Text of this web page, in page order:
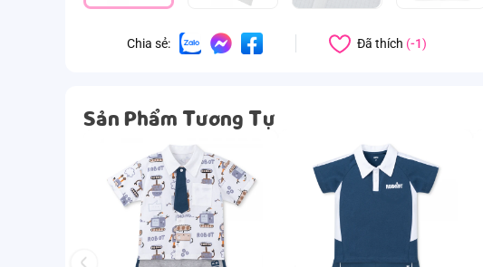
Chia sẻ: Đã thích (-1)
Sản Phẩm Tương Tự